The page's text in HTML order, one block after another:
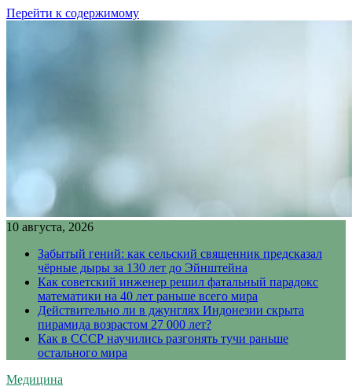
Перейти к содержимому
10 августа, 2026
Забытый гений: как сельский священник предсказал
чёрные дыры за 130 лет до Эйнштейна
Как советский инженер решил фатальный парадокс
математики на 40 лет раньше всего мира
Действительно ли в джунглях Индонезии скрыта
пирамида возрастом 27 000 лет?
Как в СССР научились разгонять тучи раньше
остального мира
Медицина